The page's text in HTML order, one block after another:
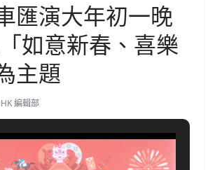
匯演大年初一晚
如意新春、喜樂
主題
編輯部